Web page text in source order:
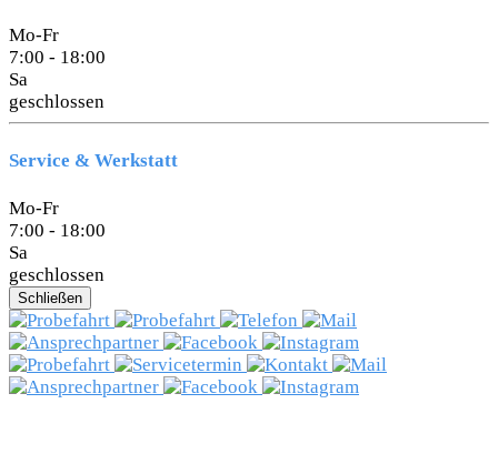
Mo-Fr
7:00 - 18:00
Sa
geschlossen
Service & Werkstatt
Mo-Fr
7:00 - 18:00
Sa
geschlossen
Schließen